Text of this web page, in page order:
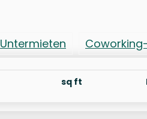
Untermieten
sq ft